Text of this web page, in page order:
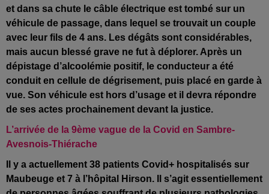
et dans sa chute le câble électrique est tombé sur un
véhicule de passage, dans lequel se trouvait un couple
avec leur fils de 4 ans. Les dégâts sont considérables,
mais aucun blessé grave ne fut à déplorer. Après un
dépistage d’alcoolémie positif, le conducteur a été
conduit en cellule de dégrisement, puis placé en garde à
vue. Son véhicule est hors d’usage et il devra répondre
de ses actes prochainement devant la justice.
L’arrivée de la 9ème vague de la Covid en Sambre-
Avesnois-Thiérache
Il y a actuellement 38 patients Covid+ hospitalisés sur
Maubeuge et 7 à l’hôpital Hirson. Il s’agit essentiellement